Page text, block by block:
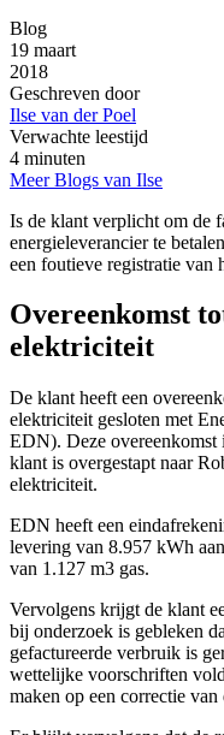
Blog
19 maart
2018
Geschreven door
Ilse van der Poel
Verwachte leestijd
4 minuten
Meer Blogs van Ilse
Is de klant verplicht om de
energieleverancier te
een foutieve registratie van
Overeenkomst
elektriciteit
De klant heeft een
elektriciteit gesloten met
EDN). Deze overeenkomst
klant is overgestapt naar
elektriciteit.
EDN heeft een
levering van 8.957 kWh
van 1.127 m3 gas.
Vervolgens krijgt de klant
bij onderzoek is gebleken
gefactureerde verbruik is
wettelijke voorschriften
maken op een correctie